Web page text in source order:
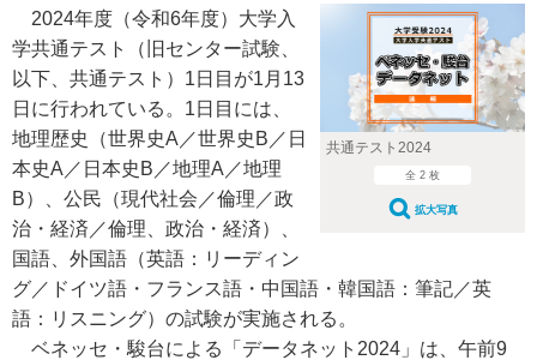
共通テスト2024
全 2 枚
拡大写真
2024年度（令和6年度）大学入
学共通テスト（旧センター試験、
以下、共通テスト）1日目が1月13
日に行われている。1日目には、
地理歴史（世界史A／世界史B／日
本史A／日本史B／地理A／地理
B）、公民（現代社会／倫理／政
治・経済／倫理、政治・経済）、
国語、外国語（英語：リーディン
グ／ドイツ語・フランス語・中国語・韓国語：筆記／英
語：リスニング）の試験が実施される。
ベネッセ・駿台による「データネット2024」は、午前9